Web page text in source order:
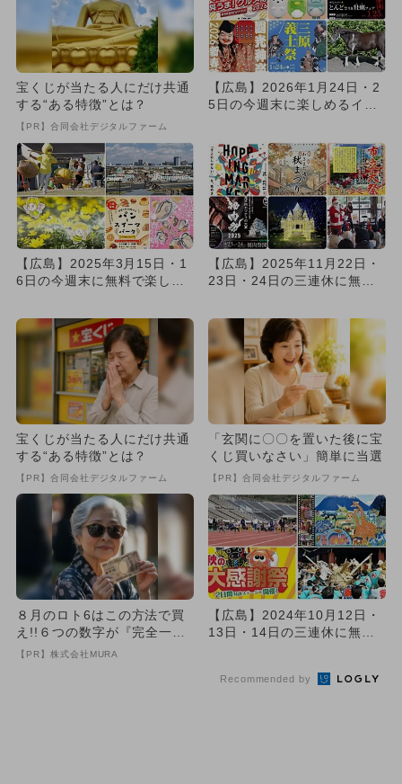
宝くじが当たる人にだけ共通
する“ある特徴”とは？
【PR】合同会社デジタルファーム
【広島】2026年1月24日・2
5日の今週末に楽しめるイベ
【広島】2025年3月15日・1
6日の今週末に無料で楽しめ
【広島】2025年11月22日・
23日・24日の三連休に無料
宝くじが当たる人にだけ共通
する“ある特徴”とは？
【PR】合同会社デジタルファーム
「玄関に〇〇を置いた後に宝
くじ買いなさい」簡単に当選
【PR】合同会社デジタルファーム
８月のロト6はこの方法で買
え!!６つの数字が『完全一
致』する方法
【PR】株式会社MURA
【広島】2024年10月12日・
13日・14日の三連休に無料
Recommended by